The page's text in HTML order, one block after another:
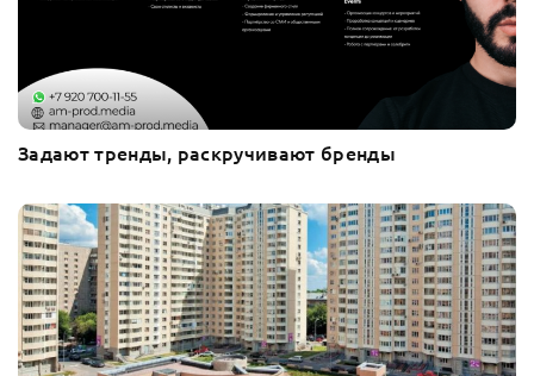
Задают тренды, раскручивают бренды